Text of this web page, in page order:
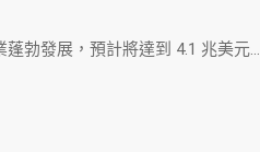
勃發展，預計將達到 4.1 兆美元…